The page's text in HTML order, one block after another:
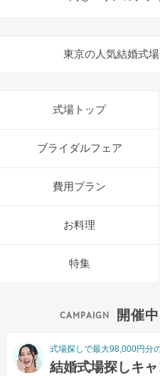
東京の人気結婚式
式場トップ
ブライダルフェア
費用プラン
お料理
特集
開催
式場探しで最大98,000円分
結婚式場探しキ